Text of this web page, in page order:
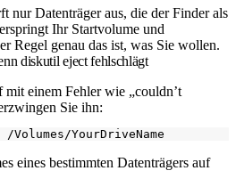
nur Datenträger aus, die der Finder als
Ihr Startvolume und
Regel genau das ist, was Sie wollen.
diskutil eject fehlschlägt
einem Fehler wie „couldn’t
Sie ihn:
eines bestimmten Datenträgers auf